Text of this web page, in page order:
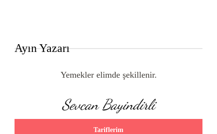
Ayın Yazarı
Yemekler elimde şekillenir.
Sevcan Bayindirli
Tariflerim